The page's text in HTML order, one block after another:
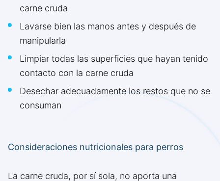
carne cruda
Lavarse bien las manos antes y después de
manipularla
Limpiar todas las superficies que hayan tenido
contacto con la carne cruda
Desechar adecuadamente los restos que no se
consuman
Consideraciones nutricionales para perros
La carne cruda, por sí sola, no aporta una